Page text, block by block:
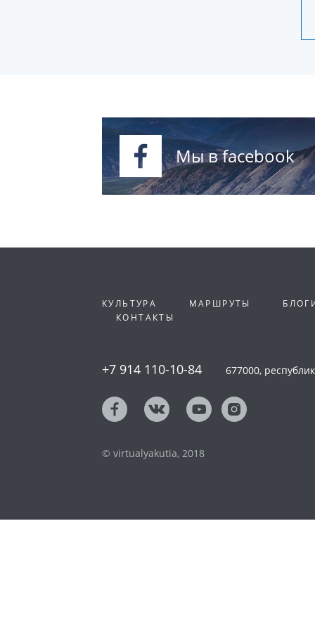
Мы в facebook
КУЛЬТУРА МАРШРУТЫ
КОНТАКТЫ
+7 914 110-10-84 677000,
© virtualyakutia, 2018